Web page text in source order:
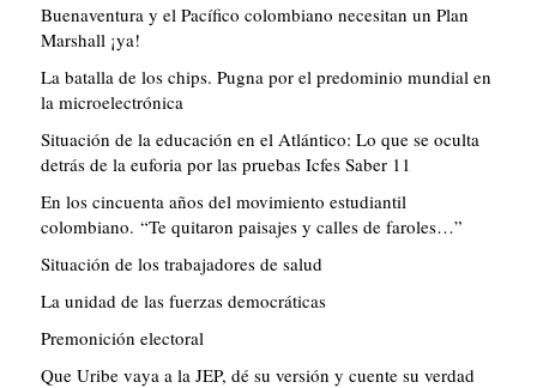
Buenaventura y el Pacífico colombiano necesitan un Plan
Marshall ¡ya!
La batalla de los chips. Pugna por el predominio mundial en
la microelectrónica
Situación de la educación en el Atlántico: Lo que se oculta
detrás de la euforia por las pruebas Icfes Saber 11
En los cincuenta años del movimiento estudiantil
colombiano. “Te quitaron paisajes y calles de faroles…”
Situación de los trabajadores de salud
La unidad de las fuerzas democráticas
Premonición electoral
Que Uribe vaya a la JEP, dé su versión y cuente su verdad